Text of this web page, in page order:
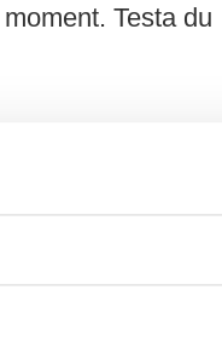
Testa du
Curling Arena